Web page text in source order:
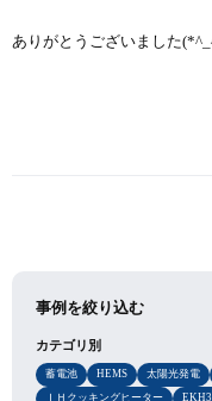
ありがとうございました
事例を絞り込む
カテゴリ別
蓄電池 HEMS 太陽光発電
ＩＨクッキングヒーター